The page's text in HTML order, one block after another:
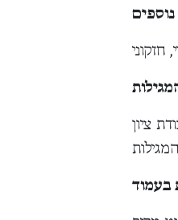
חזקוני
ציון